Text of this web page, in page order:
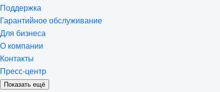
Поддержка
Гарантийное обслуживание
Для бизнеса
О компании
Контакты
Пресс-центр
Показать ещё